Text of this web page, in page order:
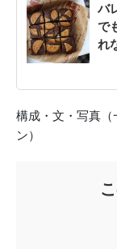
バ
で
れ
構成・文・写真（
ン）